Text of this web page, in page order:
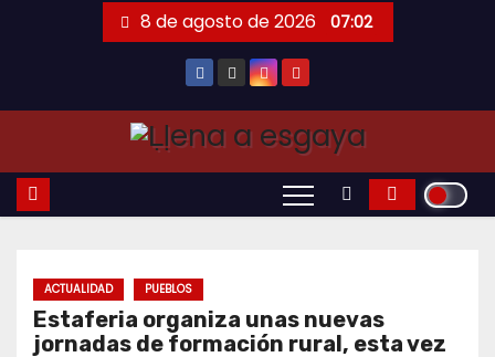
8 de agosto de 2026 07:02
ACTUALIDAD PUEBLOS
Estaferia organiza unas nuevas
jornadas de formación rural, esta vez